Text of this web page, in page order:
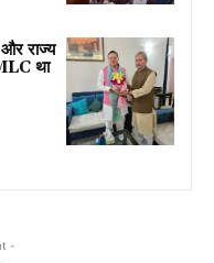
राज्य
था
-